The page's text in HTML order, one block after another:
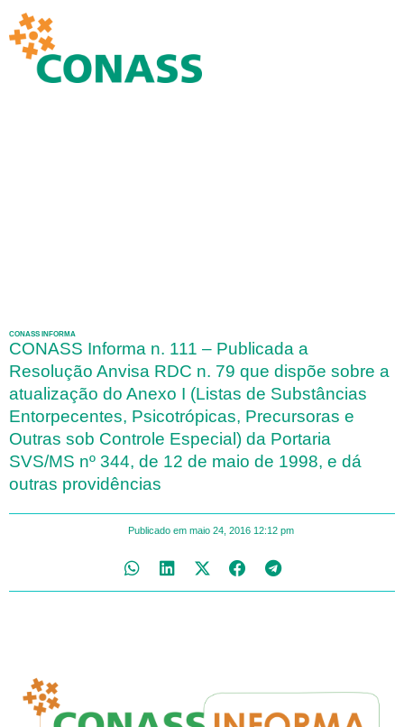
CONASS INFORMA
CONASS Informa n. 111 – Publicada a
Resolução Anvisa RDC n. 79 que dispõe sobre a
atualização do Anexo I (Listas de Substâncias
Entorpecentes, Psicotrópicas, Precursoras e
Outras sob Controle Especial) da Portaria
SVS/MS nº 344, de 12 de maio de 1998, e dá
outras providências
Publicado em maio 24, 2016 12:12 pm